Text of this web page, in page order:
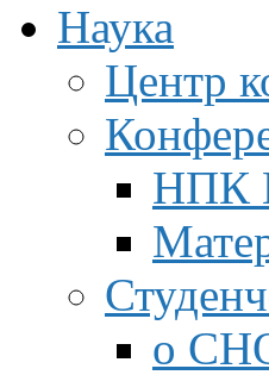
Наука
Центр
НПК
о